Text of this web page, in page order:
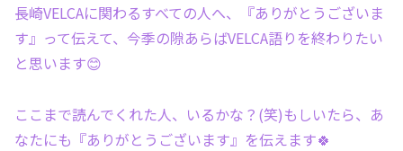
長崎VELCAに関わるすべての人へ、『ありがとうございま
す』って伝えて、今季の隙あらばVELCA語りを終わりたい
と思います😊
ここまで読んでくれた人、いるかな？(笑)もしいたら、あ
なたにも『ありがとうございます』を伝えます🍀